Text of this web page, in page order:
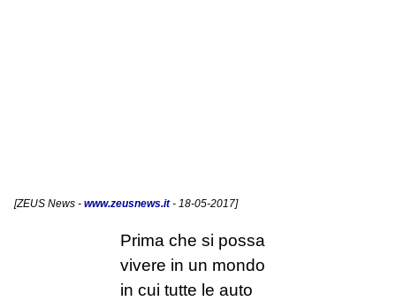
[ZEUS News - www.zeusnews.it- 18-05-2017]
Prima che si possa
vivere in un mondo
in cui tutte le auto